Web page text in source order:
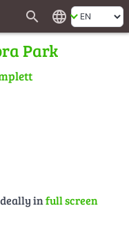
search language
Park
infull screen